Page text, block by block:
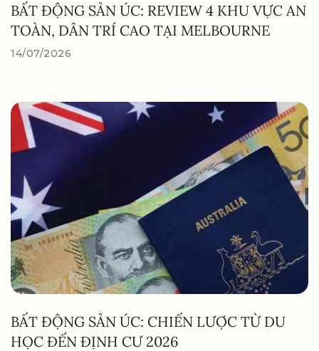
BẤT ĐỘNG SẢN ÚC: REVIEW 4 KHU VỰC AN
TOÀN, DÂN TRÍ CAO TẠI MELBOURNE
14/07/2026
BẤT ĐỘNG SẢN ÚC: CHIẾN LƯỢC TỪ DU
HỌC ĐẾN ĐỊNH CƯ 2026